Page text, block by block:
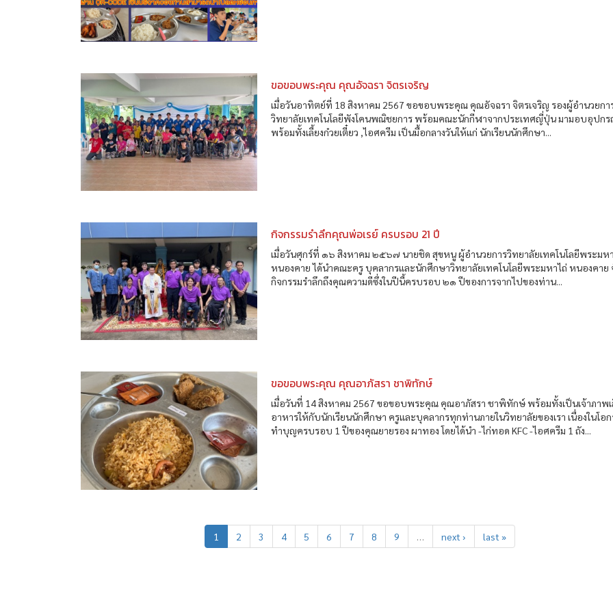
ขอขอบพระคุณ คุณอัจฉรา จิตรเจริญ
เมื่อวันอาทิตย์ที่ 18 สิงหาคม 2567 ขอขอบพระคุณ คุณอัจฉรา จิตรเจริญ รองผู้อำนวยกา
วิทยาลัยเทคโนโลยีพังโคนพณิชยการ พร้อมคณะนักกีฬาจากประเทศญี่ปุ่น มามอบอุปก
พร้อมทั้งเลี้ยงก๋วยเตี๋ยว ,ไอศครีม เป็นมื้อกลางวันให้แก่ นักเรียนนักศึกษา...
กิจกรรมรำลึกคุณพ่อเรย์ ครบรอบ 21 ปี
เมื่อวันศุกร์ที่ ๑๖ สิงหาคม ๒๕๖๗ นายชิด สุขหนู ผู้อำนวยการวิทยาลัยเทคโนโลยีพระมห
หนองคาย ได้นำคณะครู บุคลากรและนักศึกษาวิทยาลัยเทคโนโลยีพระมหาไถ่ หนองคาย
กิจกรรมรำลึกถึงคุณความดีซึ่งในปีนี้ครบรอบ ๒๑ ปีของการจากไปของท่าน...
ขอขอบพระคุณ คุณอาภัสรา ชาพิทักษ์
เมื่อวันที่ 14 สิงหาคม 2567 ขอขอบพระคุณ คุณอาภัสรา ชาพิทักษ์ พร้อมทั้งเป็นเจ้าภาพเ
อาหารให้กับนักเรียนนักศึกษา ครูและบุคลากรทุกท่านภายในวิทยาลัยของเรา เนื่องในโอ
ทำบุญครบรอบ 1 ปีของคุณยายรอง ผาทอง โดยได้นำ -ไก่ทอด KFC -ไอศครีม 1 ถัง...
1 2 3 4 5 6 7 8 9 … next › last »